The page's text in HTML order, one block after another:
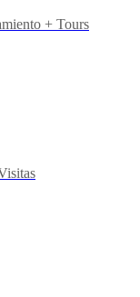
+ Tours